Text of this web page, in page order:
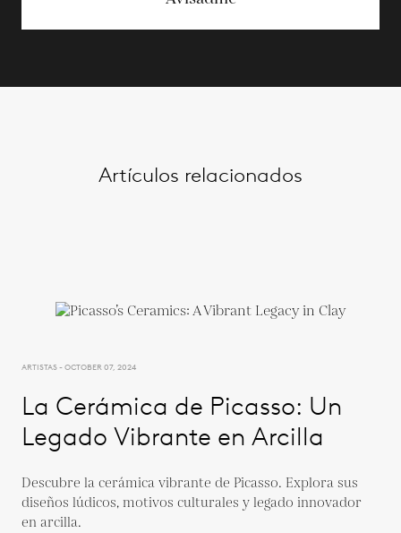
Artículos relacionados
ARTISTAS - OCTOBER 07, 2024
La Cerámica de Picasso: Un
Legado Vibrante en Arcilla
Descubre la cerámica vibrante de Picasso. Explora sus
diseños lúdicos, motivos culturales y legado innovador
en arcilla.